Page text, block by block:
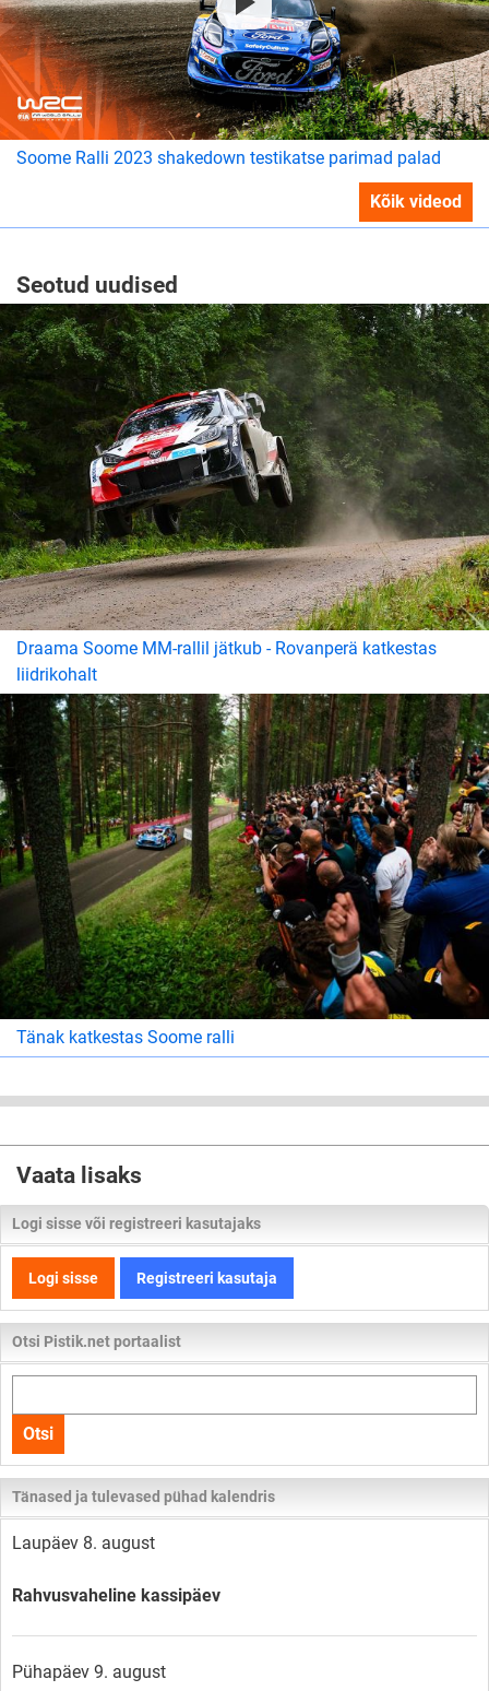
Soome Ralli 2023 shakedown testikatse parimad palad
Kõik videod
Seotud uudised
Draama Soome MM-rallil jätkub - Rovanperä katkestas
liidrikohalt
Tänak katkestas Soome ralli
Vaata lisaks
Logi sisse või registreeri kasutajaks
Logi sisse Registreeri kasutaja
Otsi Pistik.net portaalist
kogu
lehelt
Otsi
Tänased ja tulevased pühad kalendris
Laupäev 8. august
Rahvusvaheline kassipäev
Pühapäev 9. august